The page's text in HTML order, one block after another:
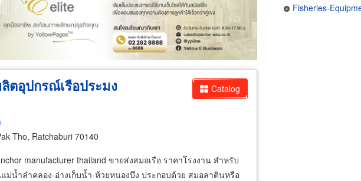
Catalog
ตอุปกรณ์เรือประมง
Tho, Ratchaburi 70140
manufacturer thailand ขายส่งสมอเรือ ราคาโรงงาน สำหรับ
ม่น้ำลำคลอง-อ่างเก็บน้ำ-ห้วยหนองบึง ประกอบด้วย สมอลาตินหรือ
Fisheries-